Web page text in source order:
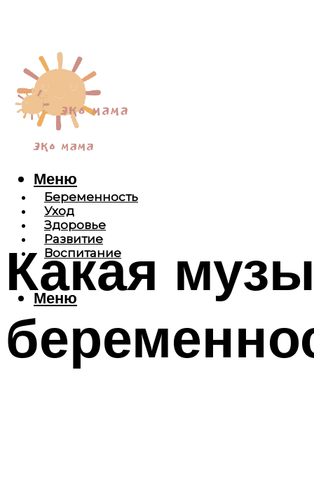
Беременность
Уход
Здоровье
Развитие
Воспитание
Меню
Меню
Какая